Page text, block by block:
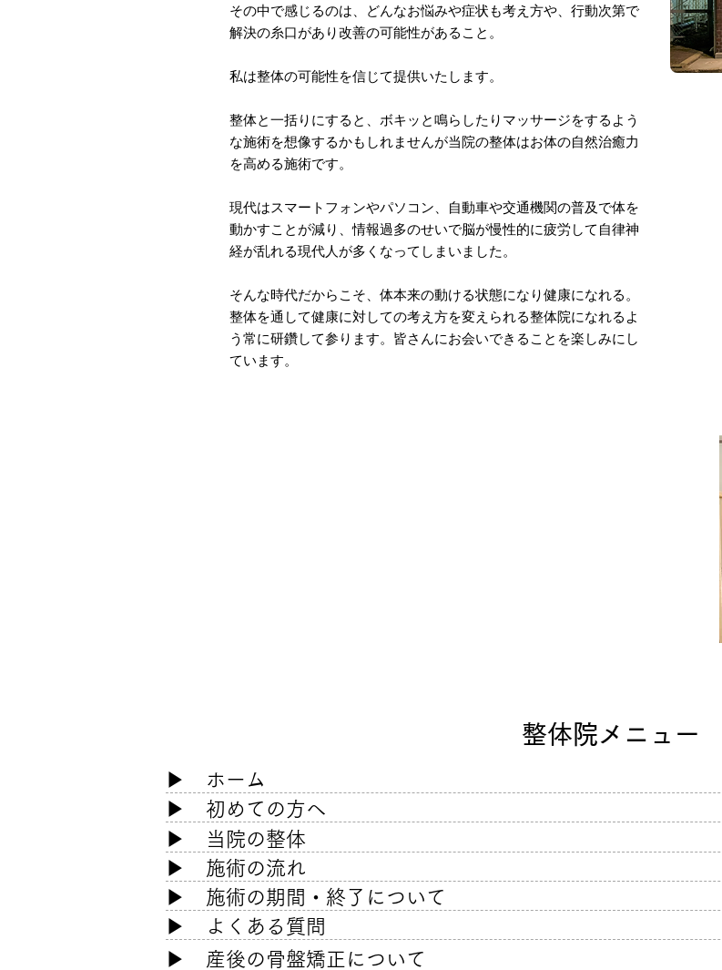
その中で感じるのは、どんなお悩みや症状も考え方や、行動次第で
解決の糸口があり改善の可能性があること。
私は整体の可能性を信じて提供いたします。
整体と一括りにすると、ボキッと鳴らしたりマッサージをするよう
な施術を想像するかもしれませんが当院の整体はお体の自然治癒力
を高める施術です。
現代はスマートフォンやパソコン、自動車や交通機関の普及で体を
動かすことが減り、情報過多のせいで脳が慢性的に疲労して自律神
経が乱れる現代人が多くなってしまいました。
​そんな時代だからこそ、体本来の動ける状態になり健康になれる。
整体を通して健康に対しての考え方を変えられる整体院になれるよ
う常に研鑽して参ります。皆さんにお会いできることを楽しみにし
ています。
整体院メニュー
​▶ ホーム
​▶ 初めての方へ
▶ 当院の整体
▶ 施術の流れ
▶ 施術の期間・終了について
▶ よくある質問
​▶ 産後の骨盤矯正について